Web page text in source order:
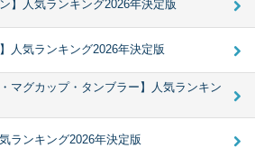
】人気ランキング2026年決定版
人気ランキング2026年決定版
マグカップ・タンブラー】人気ランキン
ランキング2026年決定版